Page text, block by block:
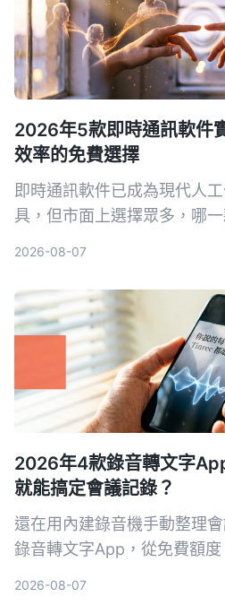
2026年5款即時通訊軟件
效率的免費選擇
即時通訊軟件已成為現代人
具，但市面上選擇眾多，哪
私、跨平台等角度分析好處
用的免費通訊方案。
2026-08-07
2026年4款錄音轉文字
就能搞定會議記錄？
還在用內建錄音機手動整理
錄音轉文字App，從免費額
2026-08-07